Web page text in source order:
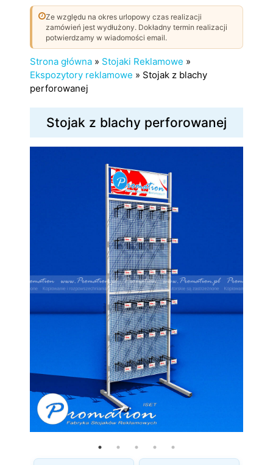
Ze względu na okres urlopowy czas realizacji
zamówień jest wydłużony. Dokładny termin realizacji
potwierdzamy w wiadomości email.
Strona główna » Stojaki Reklamowe »
Ekspozytory reklamowe » Stojak z blachy
perforowanej
Stojak z blachy perforowanej